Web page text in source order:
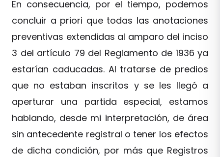
En consecuencia, por el tiempo, podemos
concluir a priori que todas las anotaciones
preventivas extendidas al amparo del inciso
3 del artículo 79 del Reglamento de 1936 ya
estarían caducadas. Al tratarse de predios
que no estaban inscritos y se les llegó a
aperturar una partida especial, estamos
hablando, desde mi interpretación, de área
sin antecedente registral o tener los efectos
de dicha condición, por más que Registros